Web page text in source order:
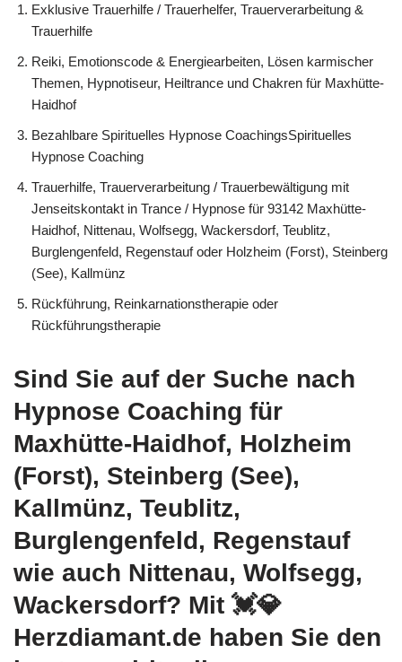
Exklusive Trauerhilfe / Trauerhelfer, Trauerverarbeitung &
Trauerhilfe
Reiki, Emotionscode & Energiearbeiten, Lösen karmischer
Themen, Hypnotiseur, Heiltrance und Chakren für Maxhütte-
Haidhof
Bezahlbare Spirituelles Hypnose CoachingsSpirituelles
Hypnose Coaching
Trauerhilfe, Trauerverarbeitung / Trauerbewältigung mit
Jenseitskontakt in Trance / Hypnose für 93142 Maxhütte-
Haidhof, Nittenau, Wolfsegg, Wackersdorf, Teublitz,
Burglengenfeld, Regenstauf oder Holzheim (Forst), Steinberg
(See), Kallmünz
Rückführung, Reinkarnationstherapie oder
Rückführungstherapie
Sind Sie auf der Suche nach
Hypnose Coaching für
Maxhütte-Haidhof, Holzheim
(Forst), Steinberg (See),
Kallmünz, Teublitz,
Burglengenfeld, Regenstauf
wie auch Nittenau, Wolfsegg,
Wackersdorf? Mit 💓️💎
Herzdiamant.de haben Sie den